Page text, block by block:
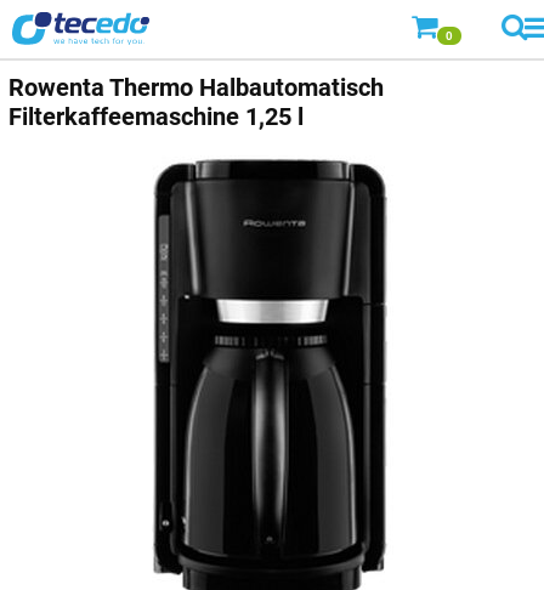
0
Rowenta Thermo Halbautomatisch
Filterkaffeemaschine 1,25 l